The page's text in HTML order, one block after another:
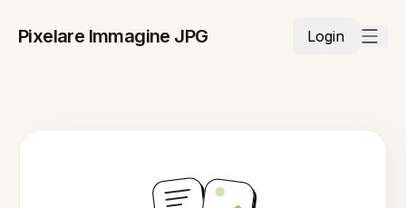
Pixelare Immagine JPG Login